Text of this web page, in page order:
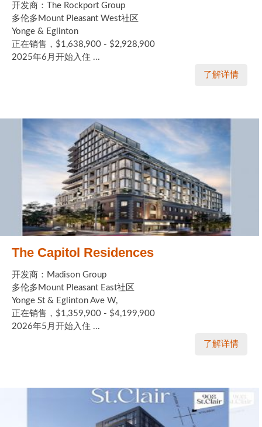
开发商：The Rockport Group
多伦多Mount Pleasant West社区
Yonge & Eglinton
正在销售，$1,638,900 - $2,928,900
2025年6月开始入住 ...
了解详情
The Capitol Residences
开发商：Madison Group
多伦多Mount Pleasant East社区
Yonge St & Eglinton Ave W,
正在销售，$1,359,900 - $4,199,900
2026年5月开始入住 ...
了解详情